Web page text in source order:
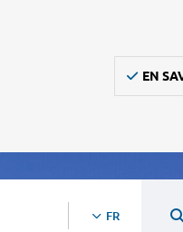
EN
FR